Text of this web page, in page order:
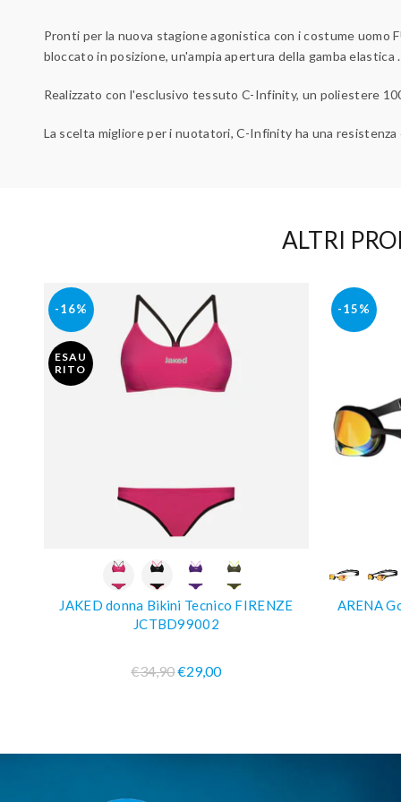
Pronti per la nuova stagione agonistica con i costume uomo
bloccato in posizione, un'ampia apertura della gamba elastica .
Realizzato con l'esclusivo tessuto C-Infinity, un poliestere
La scelta migliore per i nuotatori, C-Infinity ha una
ALTRI
-16%
ESAU
RITO
COMPRA SUBITO
JAKED donna Bikini Tecnico FIRENZE
JCTBD99002
€34,90€29,00
-15%
ARENA